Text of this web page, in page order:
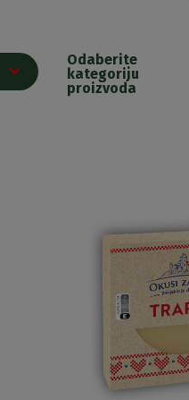
Odaberite
kategoriju
proizvoda